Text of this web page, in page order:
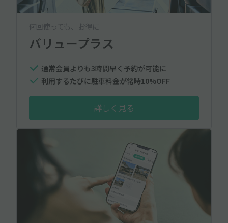
何回使っても、お得に
バリュープラス
通常会員よりも3時間早く予約が可能に
利用するたびに駐車料金が常時10%OFF
詳しく見る